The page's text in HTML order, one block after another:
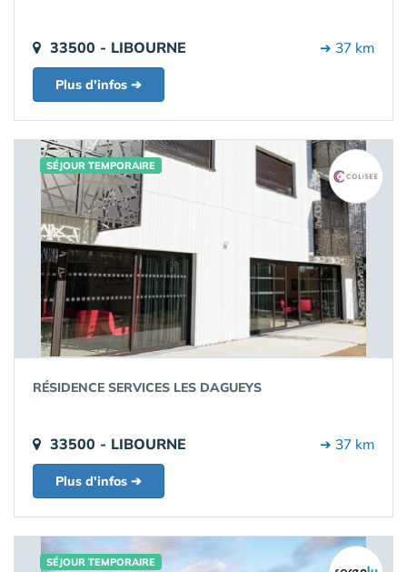
33500 - LIBOURNE ➔ 37 km
Plus d'infos ➔
SÉJOUR TEMPORAIRE
RÉSIDENCE SERVICES LES DAGUEYS
33500 - LIBOURNE ➔ 37 km
Plus d'infos ➔
SÉJOUR TEMPORAIRE